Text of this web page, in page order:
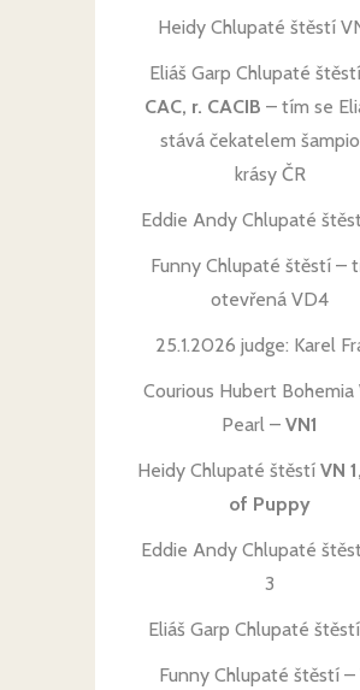
Heidy Chlupaté štěstí
Eliáš Garp Chlupaté štěstí
CAC, r. CACIB – tím se
stává čekatelem
krásy ČR
Eddie Andy Chlupaté
Funny Chlupaté štěstí –
otevřená VD4
25.1.2026 judge: Karel
Courious Hubert Bohemia
Pearl – VN1
Heidy Chlupaté štěstí VN
of Puppy
Eddie Andy Chlupaté
3
Eliáš Garp Chlupaté
Funny Chlupaté štěstí –